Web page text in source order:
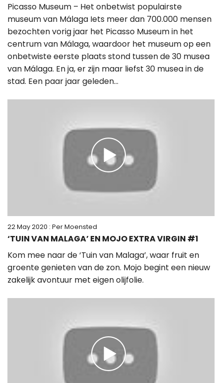
Picasso Museum – Het onbetwist populairste
museum van Málaga Iets meer dan 700.000 mensen
bezochten vorig jaar het Picasso Museum in het
centrum van Málaga, waardoor het museum op een
onbetwiste eerste plaats stond tussen de 30 musea
van Málaga. En ja, er zijn maar liefst 30 musea in de
stad. Een paar jaar geleden...
22 May 2020 : Per Moensted
‘TUIN VAN MALAGA’ EN MOJO EXTRA VIRGIN #1
Kom mee naar de ‘Tuin van Malaga’, waar fruit en
groente genieten van de zon. Mojo begint een nieuw
zakelijk avontuur met eigen olijfolie.